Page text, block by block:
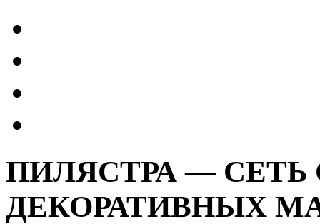
ПИЛЯСТРА — СЕТЬ
ДЕКОРАТИВНЫХ